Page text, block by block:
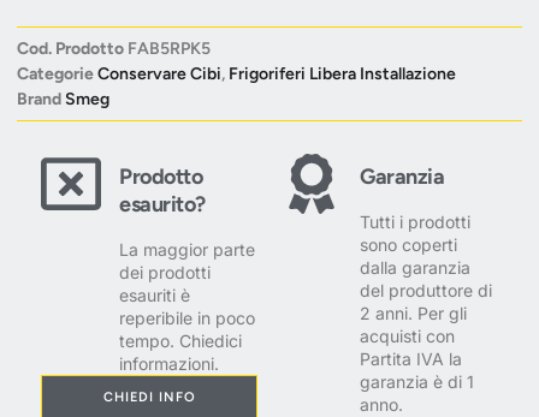
Cod. Prodotto FAB5RPK5
CategorieConservare Cibi, Frigoriferi Libera Installazione
BrandSmeg
Prodotto
esaurito?
La maggior parte
dei prodotti
esauriti è
reperibile in poco
tempo. Chiedici
informazioni.
CHIEDI INFO
Garanzia
Tutti i prodotti
sono coperti
dalla garanzia
del produttore di
2 anni. Per gli
acquisti con
Partita IVA la
garanzia è di 1
anno.